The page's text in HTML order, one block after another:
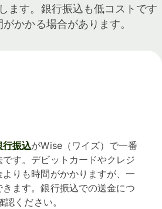
ます。銀行振込も低コストです
かかる場合があります。
行振込がWise（ワイズ）で一番
す。デビットカードやクレジ
りも時間がかかりますが、一
ます。銀行振込での送金につ
認ください。